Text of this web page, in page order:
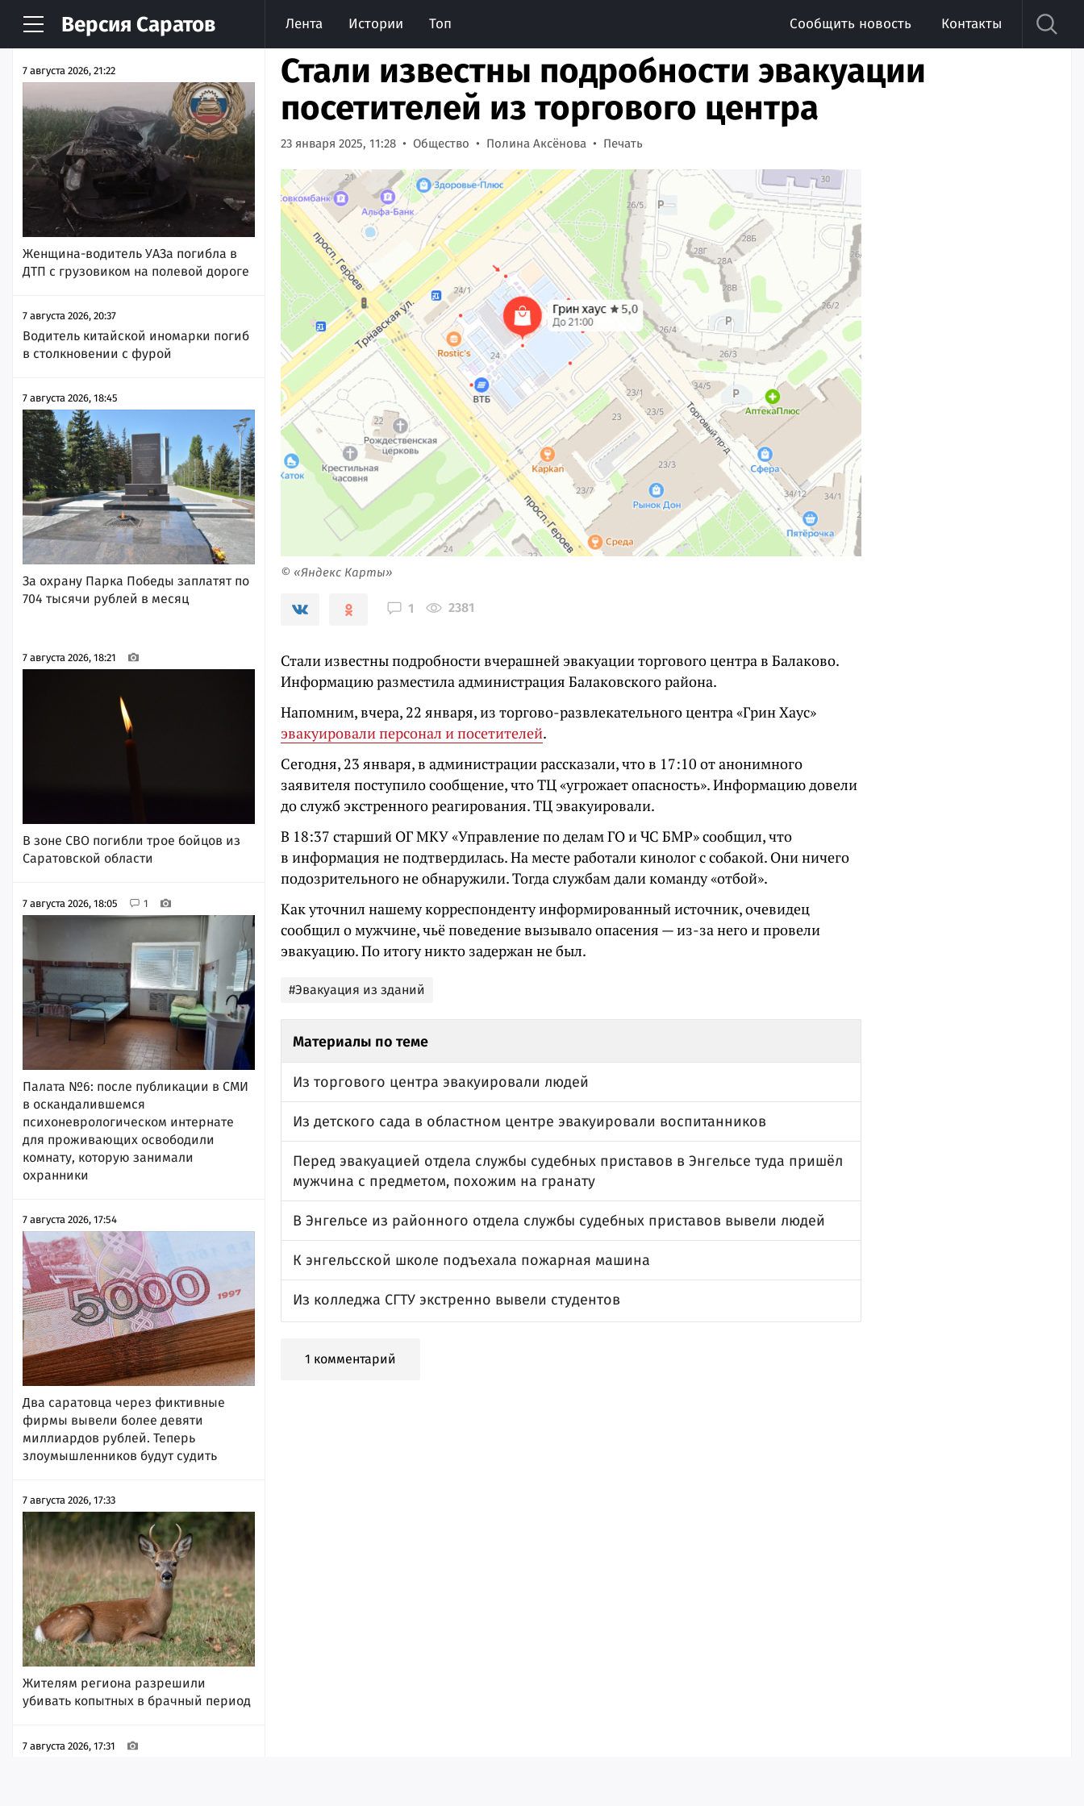
Версия Саратов Лента Истории Топ Сообщить новость Контакты
НОВОСТИ АРХИВ
7 августа 2026, 21:22
Женщина-водитель УАЗа погибла в
ДТП с грузовиком на полевой дороге
7 августа 2026, 20:37
Водитель китайской иномарки погиб
в столкновении с фурой
7 августа 2026, 18:45
За охрану Парка Победы заплатят по
704 тысячи рублей в месяц
7 августа 2026, 18:21
В зоне СВО погибли трое бойцов из
Саратовской области
7 августа 2026, 18:05 1
Палата №6: после публикации в СМИ
в оскандалившемся
психоневрологическом интернате
для проживающих освободили
комнату, которую занимали
охранники
7 августа 2026, 17:54
Два саратовца через фиктивные
фирмы вывели более девяти
миллиардов рублей. Теперь
злоумышленников будут судить
7 августа 2026, 17:33
Жителям региона разрешили
убивать копытных в брачный период
7 августа 2026, 17:31
Стали известны подробности эвакуации
посетителей из торгового центра
23 января 2025, 11:28 Общество Полина Аксёнова Печать
© «Яндекс Карты»
1 2381
Стали известны подробности вчерашней эвакуации торгового центра в Балаково.
Информацию разместила администрация Балаковского района.
Напомним, вчера, 22 января, из торгово-развлекательного центра «Грин Хаус»
эвакуировали персонал и посетителей.
Сегодня, 23 января, в администрации рассказали, что в 17:10 от анонимного
заявителя поступило сообщение, что ТЦ «угрожает опасность». Информацию довели
до служб экстренного реагирования. ТЦ эвакуировали.
В 18:37 старший ОГ МКУ «Управление по делам ГО и ЧС БМР» сообщил, что
в информация не подтвердилась. На месте работали кинолог с собакой. Они ничего
подозрительного не обнаружили. Тогда службам дали команду «отбой».
Как уточнил нашему корреспонденту информированный источник, очевидец
сообщил о мужчине, чьё поведение вызывало опасения — из-за него и провели
эвакуацию. По итогу никто задержан не был.
#Эвакуация из зданий
Материалы по теме
Из торгового центра эвакуировали людей
Из детского сада в областном центре эвакуировали воспитанников
Перед эвакуацией отдела службы судебных приставов в Энгельсе туда пришёл
мужчина с предметом, похожим на гранату
В Энгельсе из районного отдела службы судебных приставов вывели людей
К энгельсской школе подъехала пожарная машина
Из колледжа СГТУ экстренно вывели студентов
1 комментарий